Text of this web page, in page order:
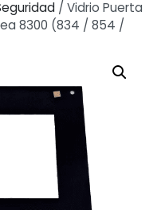
/ Vidrio Puerta
8300 (834 / 854 /